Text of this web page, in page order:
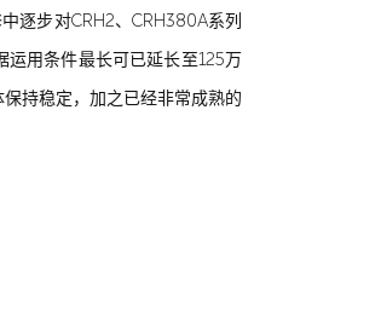
逐步对CRH2、CRH380A系列
运用条件最长可已延长至125万
持稳定，加之已经非常成熟的